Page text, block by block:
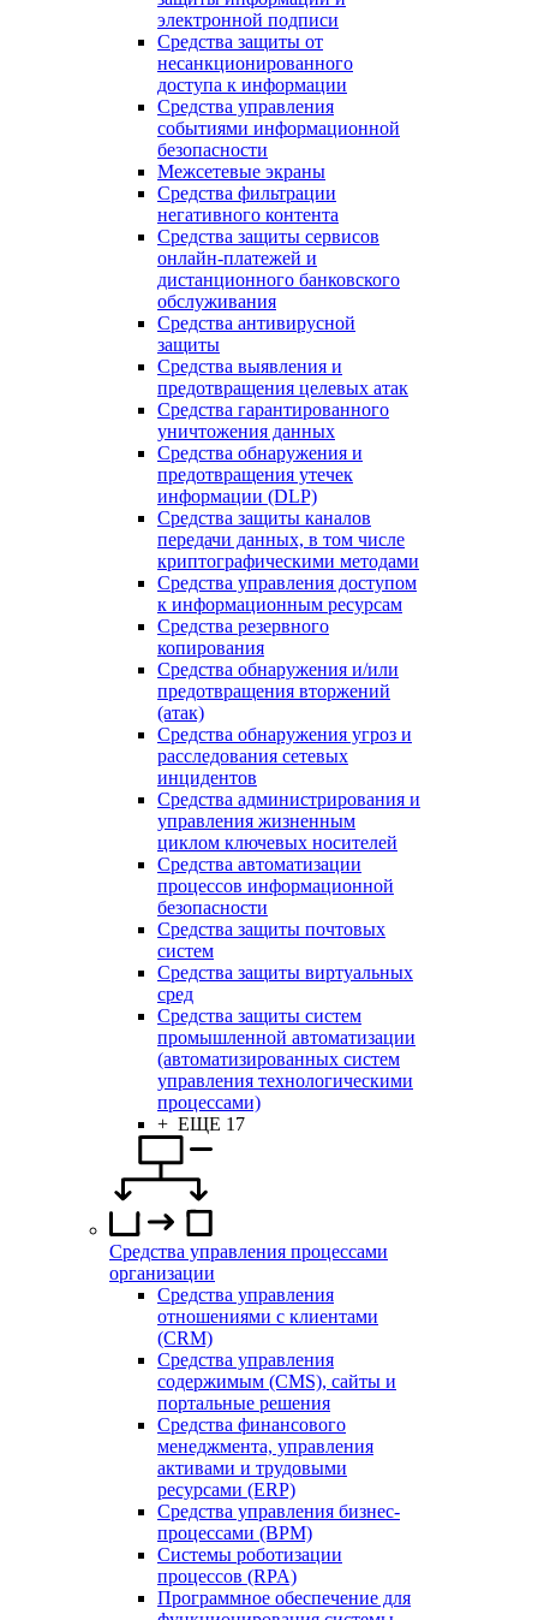
электронной подписи
Средства защиты от
несанкционированного
доступа к информации
Средства управления
событиями информационной
безопасности
Межсетевые экраны
Средства фильтрации
негативного контента
Средства защиты сервисов
онлайн-платежей и
дистанционного банковского
обслуживания
Средства антивирусной
защиты
Средства выявления и
предотвращения целевых атак
Средства гарантированного
уничтожения данных
Средства обнаружения и
предотвращения утечек
информации (DLP)
Средства защиты каналов
передачи данных, в том числе
криптографическими методами
Средства управления доступом
к информационным ресурсам
Средства резервного
копирования
Средства обнаружения и/или
предотвращения вторжений
(атак)
Средства обнаружения угроз и
расследования сетевых
инцидентов
Средства администрирования и
управления жизненным
циклом ключевых носителей
Средства автоматизации
процессов информационной
безопасности
Средства защиты почтовых
систем
Средства защиты виртуальных
сред
Средства защиты систем
промышленной автоматизации
(автоматизированных систем
управления технологическими
процессами)
+ ЕЩЕ 17
Средства управления процессами
организации
Средства управления
отношениями с клиентами
(CRM)
Средства управления
содержимым (CMS), сайты и
портальные решения
Средства финансового
менеджмента, управления
активами и трудовыми
ресурсами (ERP)
Средства управления бизнес-
процессами (BPM)
Системы роботизации
процессов (RPA)
Программное обеспечение для